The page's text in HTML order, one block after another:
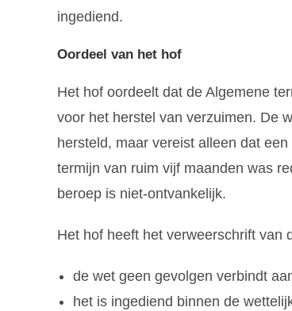
ingediend.
Oordeel van het hof
Het hof oordeelt dat de Algemene
voor het herstel van verzuimen. De
hersteld, maar vereist alleen dat
termijn van ruim vijf maanden was
beroep is niet-ontvankelijk.
Het hof heeft het verweerschrift van
de wet geen gevolgen verbindt
het is ingediend binnen de